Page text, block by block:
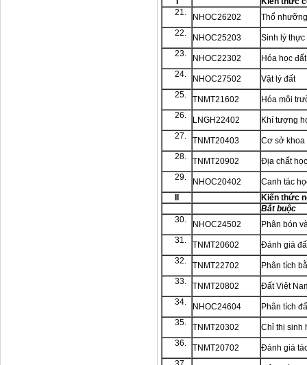
21.
NHOC26202
Thổ
22.
NHOC25203
Sinh lý thực
23.
NHOC22302
Hóa học đất
24.
NHOC27502
Vật lý đất
25.
TNMT21602
Hóa môi
26.
LNGH22402
Khí tượng
27.
TNMT20403
Cơ sở khoa
28.
TNMT20902
Địa chất học
29.
NHOC20402
Canh tác
Kiến thức
Bắt buộc
30.
NHOC24502
Phân bón
31.
TNMT20602
Đánh giá
32.
TNMT22702
Phân tích
33.
TNMT20802
Đất Việt
34.
NHOC24604
Phân tích
35.
TNMT20302
Chỉ thị sinh
36.
TNMT20702
Đánh giá